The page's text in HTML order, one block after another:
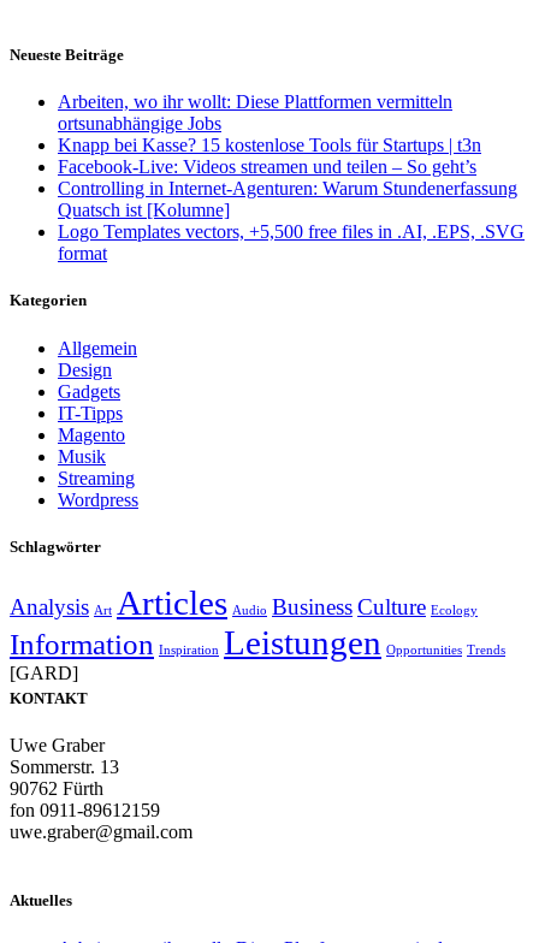
Neueste Beiträge
Arbeiten, wo ihr wollt: Diese Plattformen vermitteln
ortsunabhängige Jobs
Knapp bei Kasse? 15 kostenlose Tools für Startups | t3n
Facebook-Live: Videos streamen und teilen – So geht’s
Controlling in Internet-Agenturen: Warum Stundenerfassung
Quatsch ist [Kolumne]
Logo Templates vectors, +5,500 free files in .AI, .EPS, .SVG
format
Kategorien
Allgemein
Design
Gadgets
IT-Tipps
Magento
Musik
Streaming
Wordpress
Schlagwörter
Analysis Art Articles Audio BusinessCulture Ecology
Information Inspiration Leistungen Opportunities Trends
[GARD]
KONTAKT
Uwe Graber
Sommerstr. 13
90762 Fürth
fon 0911-89612159
uwe.graber@gmail.com
Aktuelles